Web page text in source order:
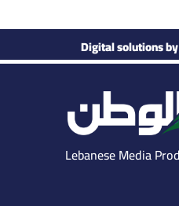
Digital solutions by